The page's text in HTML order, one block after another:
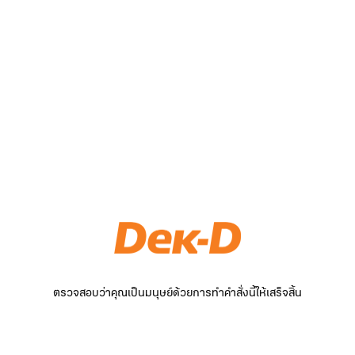
ตรวจสอบว่าคุณเป็นมนุษย์ด้วยการทำคำสั่งนี้ให้เสร็จสิ้น